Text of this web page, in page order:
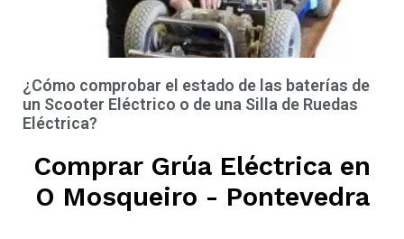
¿Cómo comprobar el estado de las baterías de
un Scooter Eléctrico o de una Silla de Ruedas
Eléctrica?
Comprar Grúa Eléctrica en
O Mosqueiro - Pontevedra